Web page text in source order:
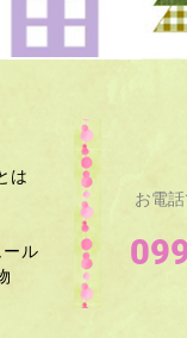
は
ル
お電